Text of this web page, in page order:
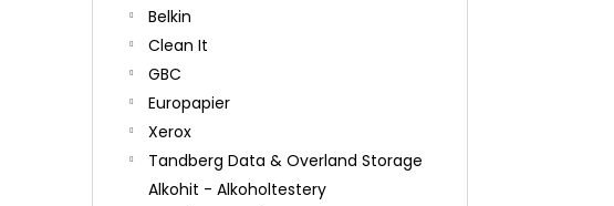
Belkin
Clean It
GBC
Europapier
Xerox
Tandberg Data & Overland Storage
Alkohit - Alkoholtestery